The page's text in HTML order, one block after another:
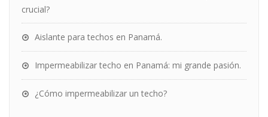
crucial?
Aislante para techos en Panamá.
Impermeabilizar techo en Panamá: mi grande pasión.
¿Cómo impermeabilizar un techo?